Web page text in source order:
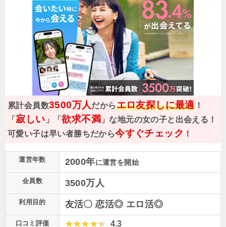
累計会員数3500万人だからエロ友探しに最適！
「 寂しい 」「欲求不満 」な地元の女の子と出会える！
可愛い子は早い者勝ちだから今すぐチェック ！
運営年数 2000年に運営を開始
会員数 3500万人
利用目的 友活〇 恋活◎ エロ活◎
口コミ評価 4.3